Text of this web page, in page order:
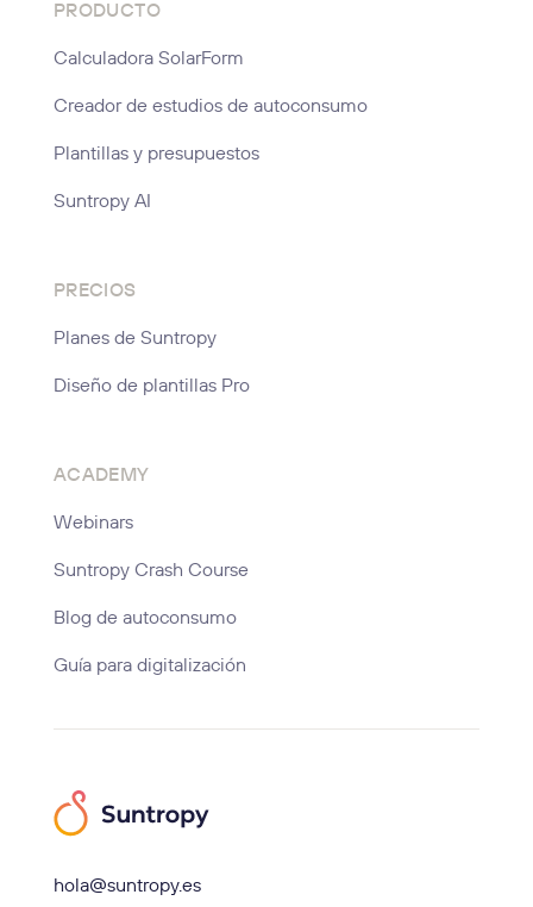
PRODUCTO
Calculadora SolarForm
Creador de estudios de autoconsumo
Plantillas y presupuestos
Suntropy AI
PRECIOS
Planes de Suntropy
Diseño de plantillas Pro
ACADEMY
Webinars
Suntropy Crash Course
Blog de autoconsumo
Guía para digitalización
hola@suntropy.es